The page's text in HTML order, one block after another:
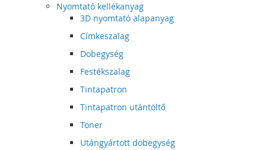
Nyomtató kellékanyag
3D nyomtató alapanyag
Címkeszalag
Dobegység
Festékszalag
Tintapatron
Tintapatron utántöltő
Toner
Utángyártott dobegység